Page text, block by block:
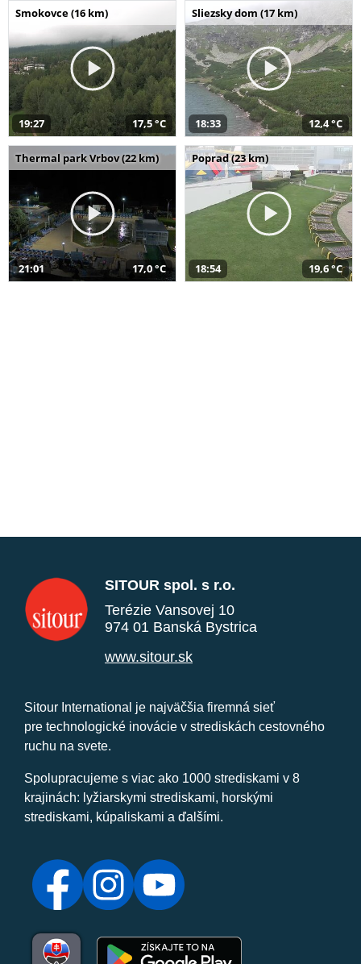
Smokovce (16 km)
19:27 17,5 °C
Sliezsky dom (17 km)
18:33 12,4 °C
Thermal park Vrbov (22 km)
21:01 17,0 °C
Poprad (23 km)
18:54 19,6 °C
SITOUR spol. s r.o.
Terézie Vansovej 10
974 01 Banská Bystrica
www.sitour.sk
Sitour International je najväčšia firemná sieť
pre technologické inovácie v strediskách cestovného
ruchu na svete.
Spolupracujeme s viac ako 1000 strediskami v 8
krajinách: lyžiarskymi strediskami, horskými
strediskami, kúpaliskami a ďalšími.